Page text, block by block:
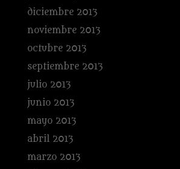
diciembre 2013
noviembre 2013
octubre 2013
septiembre 2013
julio 2013
junio 2013
mayo 2013
abril 2013
marzo 2013